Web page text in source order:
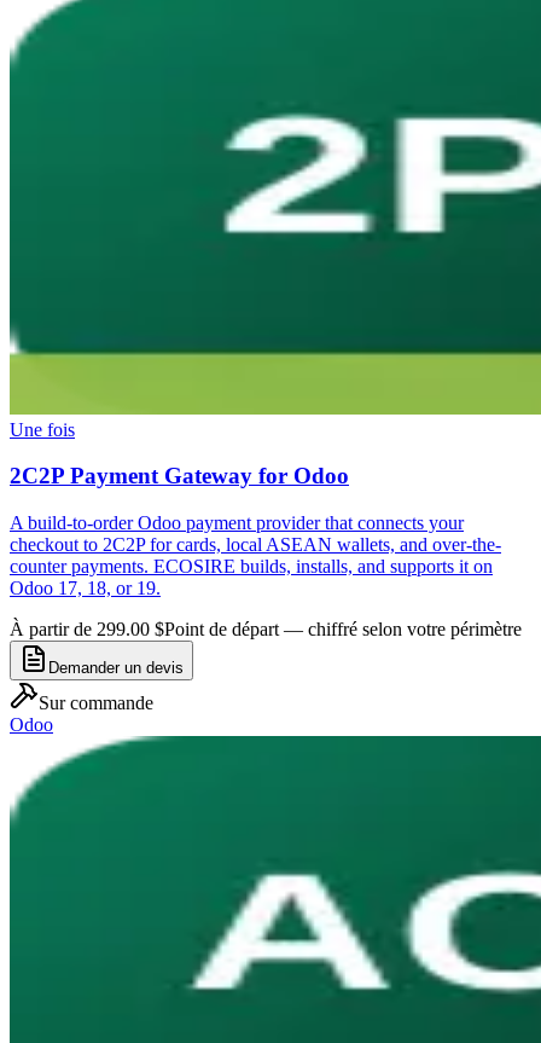
Une fois
2C2P Payment Gateway for Odoo
A build-to-order Odoo payment provider that connects your
checkout to 2C2P for cards, local ASEAN wallets, and over-the-
counter payments. ECOSIRE builds, installs, and supports it on
Odoo 17, 18, or 19.
À partir de 299.00 $Point de départ — chiffré selon votre périmètre
Demander un devis
Sur commande
Odoo